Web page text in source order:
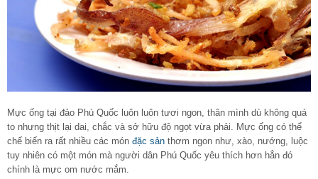
Mực ống tại đảo Phú Quốc luôn luôn tươi ngon, thân mình dù không quá
to nhưng thịt lại dai, chắc và sở hữu độ ngọt vừa phải. Mực ống có thể
chế biến ra rất nhiều các món đặc sản thơm ngon như, xào, nướng, luộc
tuy nhiên có một món mà người dân Phú Quốc yêu thích hơn hẳn đó
chính là mực om nước mắm.